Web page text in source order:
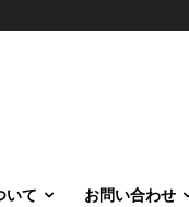
いて お問い合わせ